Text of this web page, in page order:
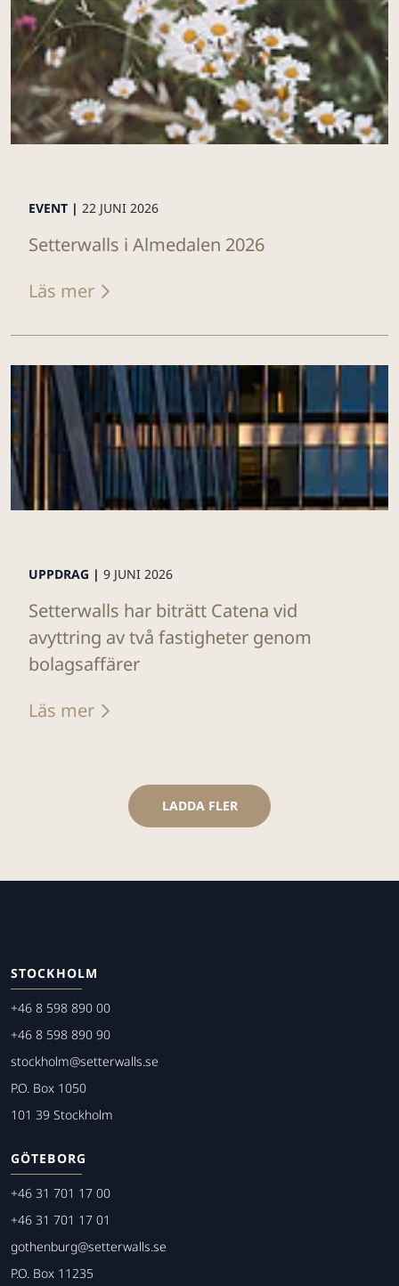
EVENT | 22 JUNI 2026
Setterwalls i Almedalen 2026
Läs mer
UPPDRAG | 9 JUNI 2026
Setterwalls har biträtt Catena vid
avyttring av två fastigheter genom
bolagsaffärer
Läs mer
LADDA FLER
STOCKHOLM
+46 8 598 890 00
+46 8 598 890 90
stockholm@setterwalls.se
P.O. Box 1050
101 39 Stockholm
GÖTEBORG
+46 31 701 17 00
+46 31 701 17 01
gothenburg@setterwalls.se
P.O. Box 11235